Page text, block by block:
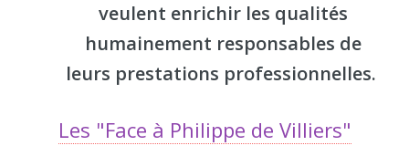
veulent enrichir les qualités
humainement responsables de
leurs prestations professionnelles.
Les "Face à Philippe de Villiers"